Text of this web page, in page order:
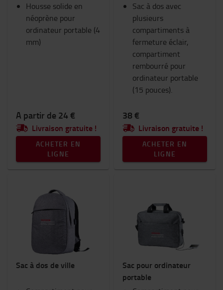
Goodies Toyota
Habitacle du chariot
RAM Mount
Sécurité
Housse solide en
néoprène pour
ordinateur portable (4
mm)
A partir de 24 €
Livraison gratuite !
ACHETER EN
LIGNE
Sac à dos avec
plusieurs
compartiments à
fermeture éclair,
compartiment
rembourré pour
ordinateur portable
(15 pouces).
38 €
Livraison gratuite !
ACHETER EN
LIGNE
Sac à dos de ville
Sac pour ordinateur
portable